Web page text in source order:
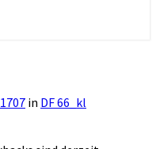
in DF 66_kl